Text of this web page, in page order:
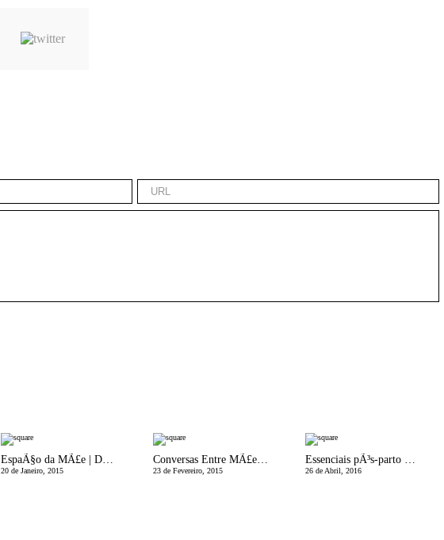
20 de Janeiro, 2015
Conversas Entre MÃ£es | Gravidez e PÃ³s Parto
23 de Fevereiro, 2015 26 de Abril, 2016